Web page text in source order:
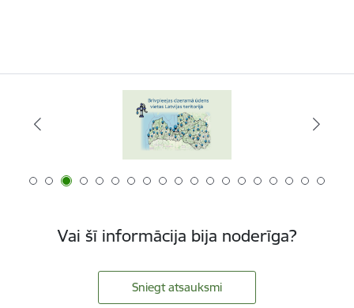
Vai šī informācija bija noderīga?
Sniegt atsauksmi